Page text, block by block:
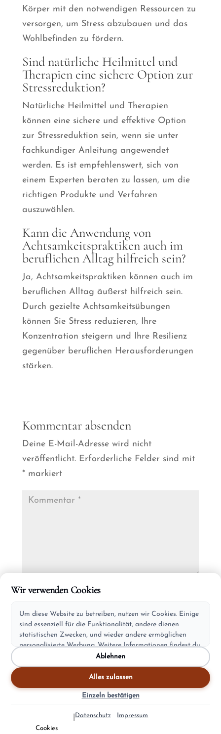
Körper mit den notwendigen Ressourcen zu
versorgen, um Stress abzubauen und das
Wohlbefinden zu fördern.
Sind natürliche Heilmittel und
Therapien eine sichere Option zur
Stressreduktion?
Natürliche Heilmittel und Therapien
können eine sichere und effektive Option
zur Stressreduktion sein, wenn sie unter
fachkundiger Anleitung angewendet
werden. Es ist empfehlenswert, sich von
einem Experten beraten zu lassen, um die
richtigen Produkte und Verfahren
auszuwählen.
Kann die Anwendung von
Achtsamkeitspraktiken auch im
beruflichen Alltag hilfreich sein?
Ja, Achtsamkeitspraktiken können auch im
beruflichen Alltag äußerst hilfreich sein.
Durch gezielte Achtsamkeitsübungen
können Sie Stress reduzieren, Ihre
Konzentration steigern und Ihre Resilienz
gegenüber beruflichen Herausforderungen
stärken.
Kommentar absenden
Deine E-Mail-Adresse wird nicht
veröffentlicht. Erforderliche Felder sind mit
*markiert
▲
Cookies
Wir verwenden Cookies
Um diese Website zu betreiben, nutzen wir Cookies. Einige
sind essenziell für die Funktionalität, andere dienen
statistischen Zwecken, und wieder andere ermöglichen
personalisierte Werbung. Weitere Informationen findest du
in unserer Datenschutzerklärung.
Alles zulassen
Ablehnen
Einzeln bestätigen
Datenschutz
| Impressum